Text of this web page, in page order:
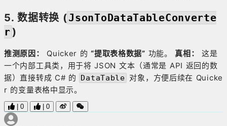
5. 数据转换 (JsonToDataTableConverte
r)
推测原因： Quicker 的“提取表格数据” 功能。真相：
这是
一个内部工具类，用于将 JSON 文本（通常是 API 返回的数
据）直接转成 C# 的
DataTable 对象，方便后续在 Quicke
r 的变量表格中显示。
| 0 | 0